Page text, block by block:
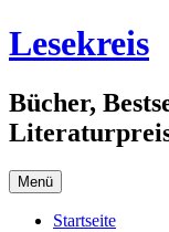
Springe
zum
Lesekreis
Bücher,
Menü
Startseite